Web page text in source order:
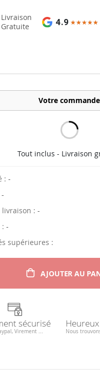
Livraison
Gratuite
4.9 ★★★★★
★★★★★
Votre commande
Tout inclus - Livraison
: -
-
livraison : -
: -
supérieures :
AJOUTER AU
sécurisé
Virement ... Nous